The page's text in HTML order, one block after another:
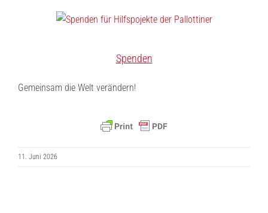
Spenden
Gemeinsam die Welt verändern!
11. Juni 2026